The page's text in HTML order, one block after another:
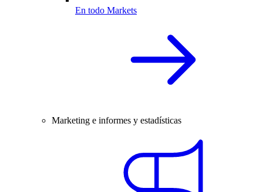
En todo Markets
Marketing e informes y estadísticas